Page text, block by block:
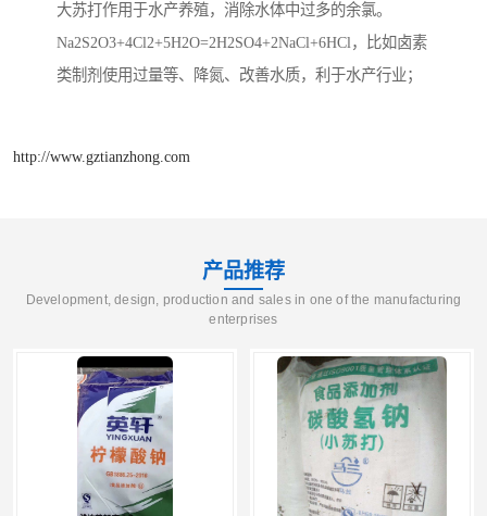
大苏打作用于水产养殖，消除水体中过多的余氯。
Na2S2O3+4Cl2+5H2O=2H2SO4+2NaCl+6HCl，比如卤素
类制剂使用过量等、降氮、改善水质，利于水产行业；
http://www.gztianzhong.com
产品推荐
Development, design, production and sales in one of the manufacturing
enterprises